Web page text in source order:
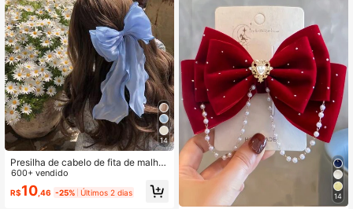
14
Presilha de cabelo de fita de malha
branca em laço para meninas pequ
enas, acessórios de cabelo grande
e fofo.
600+ vendido
R$10 ,46 -25% Últimos 2 dias 14
Clientes recorrentes